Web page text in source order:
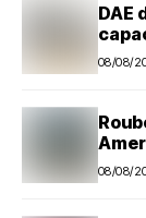
DAE
08/08/
08/08/